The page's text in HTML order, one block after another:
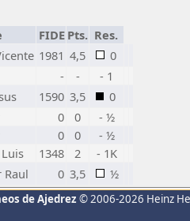
FIDE Pts. Res.
1981 4,5
0
- -
- 1
1590 3,5
0
0 0
- ½
0 0
- ½
1348 2
- 1K
Raul 0 3,5 ½
de Ajedrez © 2006-2026 Heinz